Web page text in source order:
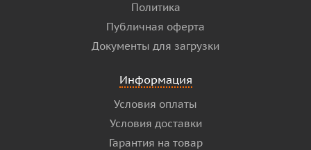
Политика
Публичная оферта
Документы для загрузки
Информация
Условия оплаты
Условия доставки
Гарантия на товар